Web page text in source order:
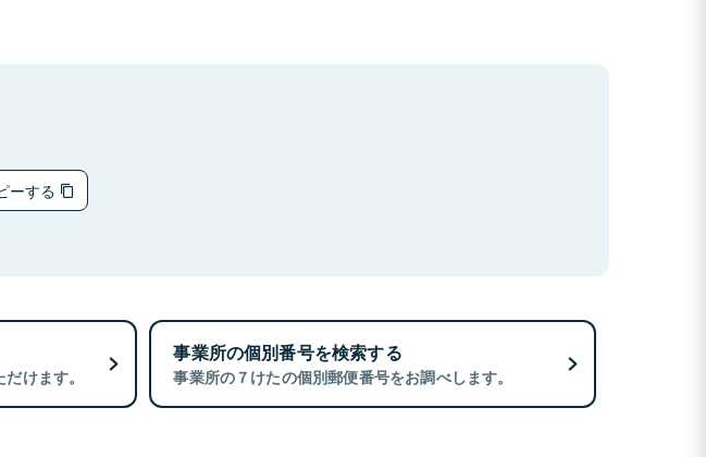
ーする
けます。
事業所の個別番号を検索する
事業所の７けたの個別郵便番号をお調べします。